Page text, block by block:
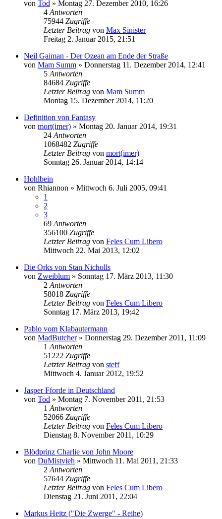
von Tod » Montag 27. Dezember 2010, 16:26
4 Antworten
75944 Zugriffe
Letzter Beitrag von Max Sinister
Freitag 2. Januar 2015, 21:51
Neil Gaiman - Der Ozean am Ende der Straße
von Mam Summ » Donnerstag 11. Dezember 2014, 12:41
5 Antworten
84684 Zugriffe
Letzter Beitrag von Mam Summ
Montag 15. Dezember 2014, 11:20
Definition von Fantasy
von mort(imer) » Montag 20. Januar 2014, 19:31
24 Antworten
1068482 Zugriffe
Letzter Beitrag von mort(imer)
Sonntag 26. Januar 2014, 14:14
Hohlbein
von Rhiannon » Mittwoch 6. Juli 2005, 09:41
1
2
3
69 Antworten
356100 Zugriffe
Letzter Beitrag von Feles Cum Libero
Mittwoch 22. Mai 2013, 12:02
Die Orks von Stan Nicholls
von Zweiblum » Sonntag 17. März 2013, 11:30
2 Antworten
58018 Zugriffe
Letzter Beitrag von Feles Cum Libero
Sonntag 17. März 2013, 19:42
Pablo vom Klabautermann
von MadButcher» Donnerstag 29. Dezember 2011, 11:09
1 Antworten
51222 Zugriffe
Letzter Beitrag von steff
Mittwoch 4. Januar 2012, 19:52
Jasper Fforde in Deutschland
von Tod » Montag 7. November 2011, 21:53
1 Antworten
52066 Zugriffe
Letzter Beitrag von Feles Cum Libero
Dienstag 8. November 2011, 10:29
Blödprinz Charlie von John Moore
von DuMistvieh » Mittwoch 11. Mai 2011, 21:33
2 Antworten
57644 Zugriffe
Letzter Beitrag von Feles Cum Libero
Dienstag 21. Juni 2011, 22:04
Markus Heitz ("Die Zwerge" - Reihe)